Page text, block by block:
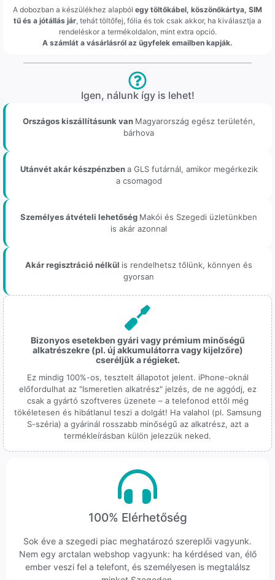
A dobozban a készülékhez alapból egy töltőkábel, köszönőkártya, SIM
tű és a jótállás jár, tehát töltőfej, fólia és tok csak akkor, ha kiválasztja a
rendeléskor a termékoldalon, mint extra opció.
A számlát a vásárlásról az ügyfelek emailben kapják.
Igen, nálunk így is lehet!
Országos kiszállításunk van Magyarország egész területén,
bárhova
Utánvét akár készpénzbena GLS futárnál, amikor megérkezik
a csomagod
Személyes átvételi lehetőség Makói és Szegedi üzletünkben
is akár azonnal
Akár regisztráció nélkül is rendelhetsz tőlünk, könnyen és
gyorsan
Bizonyos esetekben gyári vagy prémium minőségű
alkatrészekre (pl. új akkumulátorra vagy kijelzőre)
cseréljük a régieket.
Ez mindig 100%-os, tesztelt állapotot jelent. iPhone-oknál
előfordulhat az "Ismeretlen alkatrész" jelzés, de ne aggódj, ez
csak a gyártó szoftveres üzenete – a telefonod ettől még
tökéletesen és hibátlanul teszi a dolgát! Ha valahol (pl. Samsung
S-széria) a gyárinál rosszabb minőségű az alkatrész, azt a
termékleírásban külön jelezzük neked.
100% Elérhetőség
Sok éve a szegedi piac meghatározó szereplői vagyunk.
Nem egy arctalan webshop vagyunk: ha kérdésed van, élő
ember veszi fel a telefont, és személyesen is megtalálsz